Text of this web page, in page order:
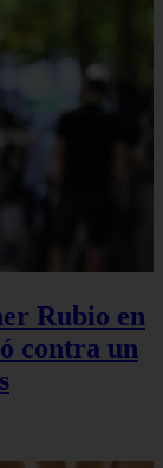
Rubio en
contra un